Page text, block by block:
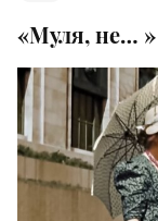
«Муля, не… »